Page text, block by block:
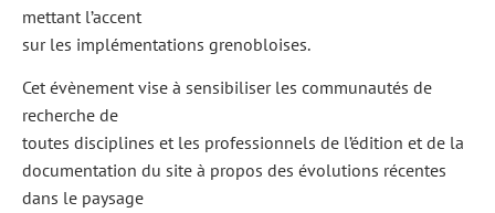
mettant l’accent
sur les implémentations grenobloises.
Cet évènement vise à sensibiliser les communautés de
recherche de
toutes disciplines et les professionnels de l’édition et de la
documentation du site à propos des évolutions récentes
dans le paysage